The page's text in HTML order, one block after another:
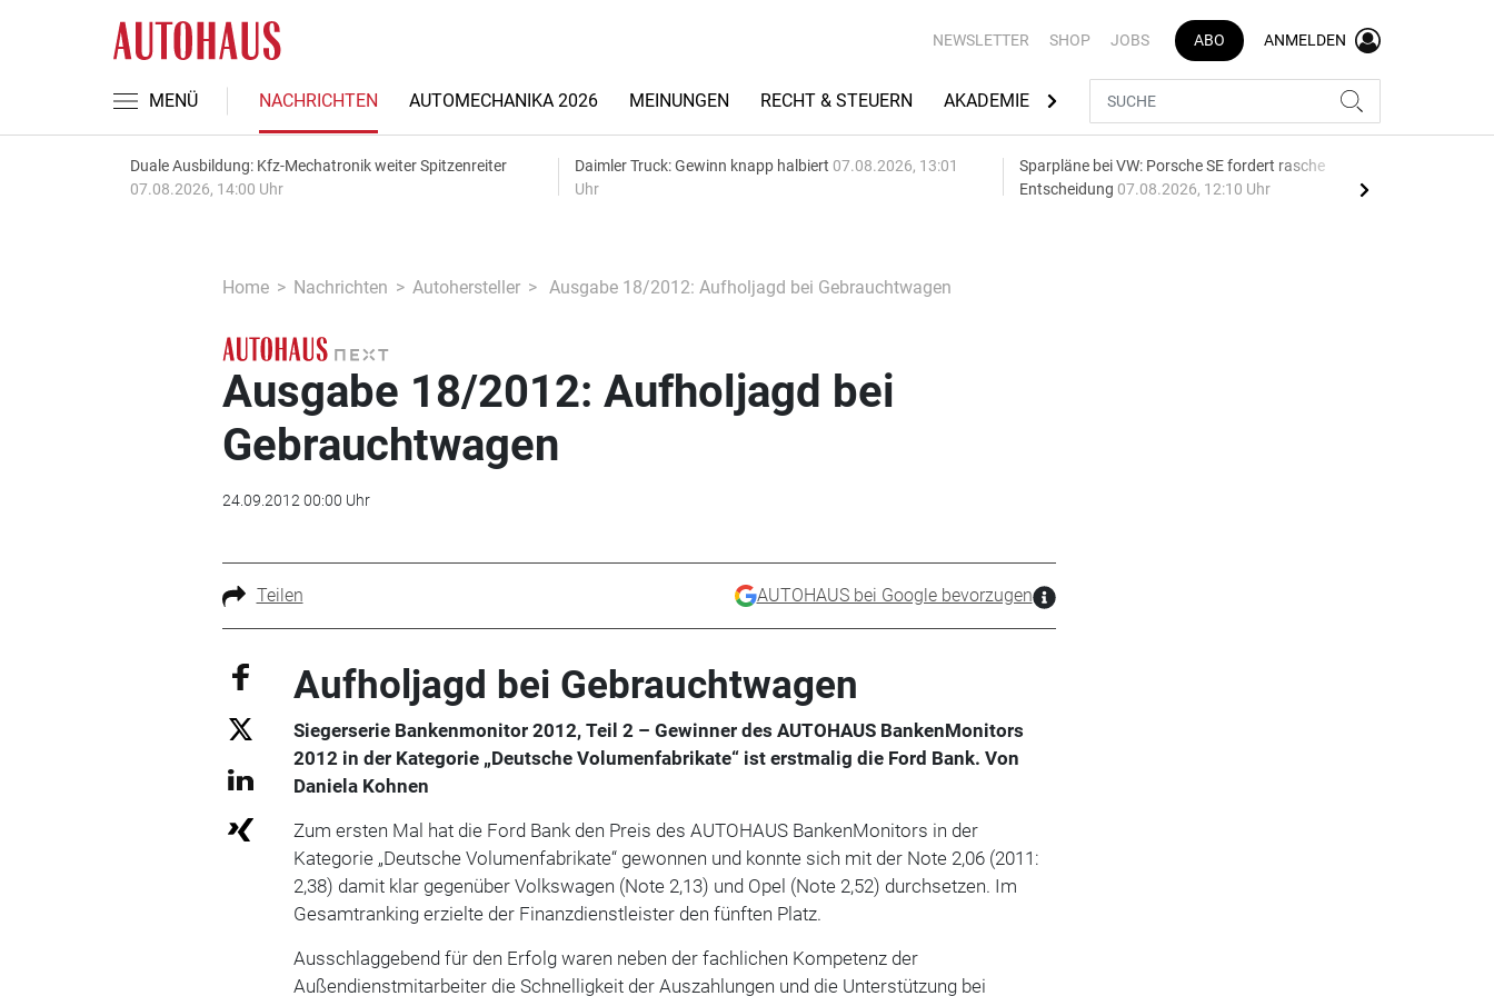
NEWSLETTER SHOP JOBS ABO ANMELDEN
MENÜ NACHRICHTEN AUTOMECHANIKA 2026 MEINUNGEN RECHT & STEUERN AKADEMIE AUTOMARKEN
Duale Ausbildung: Kfz-Mechatronik weiter Spitzenreiter
07.08.2026, 14:00 Uhr
Daimler Truck: Gewinn knapp halbiert 07.08.2026, 13:01
Uhr
Sparpläne bei VW: Porsche SE fordert rasche
Entscheidung 07.08.2026, 12:10 Uhr
Home Nachrichten Autohersteller Ausgabe 18/2012: Aufholjagd bei Gebrauchtwagen
Ausgabe 18/2012: Aufholjagd bei
Gebrauchtwagen
24.09.2012 00:00 Uhr
Teilen AUTOHAUS bei Google bevorzugen
Aufholjagd bei Gebrauchtwagen
Siegerserie Bankenmonitor 2012, Teil 2 – Gewinner des AUTOHAUS BankenMonitors
2012 in der Kategorie „Deutsche Volumenfabrikate“ ist erstmalig die Ford Bank. Von
Daniela Kohnen
Zum ersten Mal hat die Ford Bank den Preis des AUTOHAUS BankenMonitors in der
Kategorie „Deutsche Volumenfabrikate“ gewonnen und konnte sich mit der Note 2,06 (2011:
2,38) damit klar gegenüber Volkswagen (Note 2,13) und Opel (Note 2,52) durchsetzen. Im
Gesamtranking erzielte der Finanzdienstleister den fünften Platz.
Ausschlaggebend für den Erfolg waren neben der fachlichen Kompetenz der
Außendienstmitarbeiter die Schnelligkeit der Auszahlungen und die Unterstützung bei